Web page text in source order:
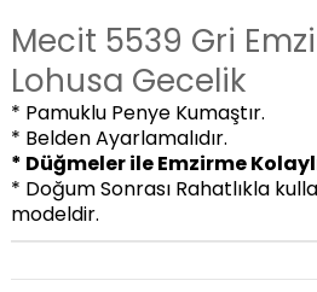
Mecit 5539 Gri
Lohusa Gecelik
* Pamuklu Penye Kumaştır.
* Belden Ayarlamalıdır.
* Düğmeler ile Emzirme
* Doğum Sonrası Rahatlıkla
modeldir.